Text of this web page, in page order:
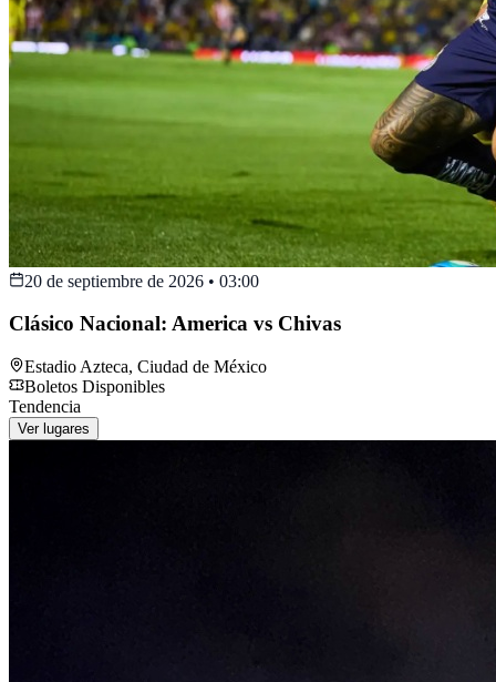
20 de septiembre de 2026 • 03:00
Clásico Nacional: America vs Chivas
Estadio Azteca, Ciudad de México
Boletos Disponibles
Tendencia
Ver lugares